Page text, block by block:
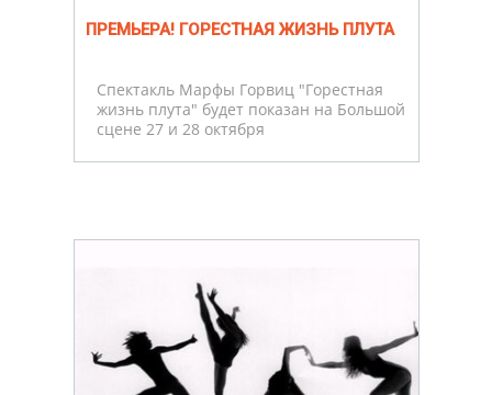
ПРЕМЬЕРА! ГОРЕСТНАЯ ЖИЗНЬ ПЛУТА
Спектакль Марфы Горвиц "Горестная
жизнь плута" будет показан на Большой
сцене 27 и 28 октября